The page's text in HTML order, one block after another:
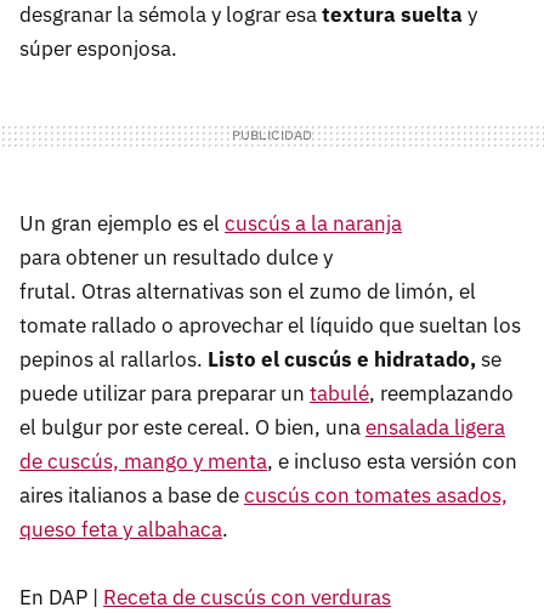
desgranar la sémola y lograr esatextura sueltay
súper esponjosa.
Un gran ejemplo es el cuscús a la naranja
para obtener un resultado dulce y
frutal. Otras alternativas son el zumo de limón, el
tomate rallado o aprovechar el líquido que sueltan los
pepinos al rallarlos. Listo el cuscús e hidratado,se
puede utilizar para preparar un tabulé, reemplazando
el bulgur por este cereal. O bien, unaensalada ligera
de cuscús, mango y menta, e incluso esta versión con
aires italianos a base decuscús con tomates asados,
queso feta y albahaca.
En DAP | Receta de cuscús con verduras